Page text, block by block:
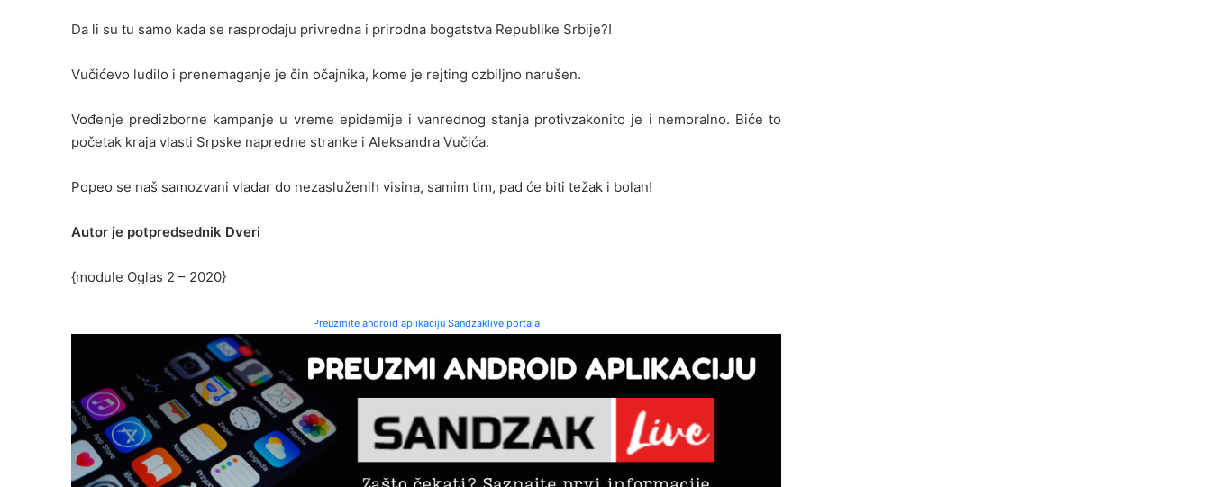
Da li su tu samo kada se rasprodaju privredna i prirodna bogatstva Republike Srbije?!
Vučićevo ludilo i prenemaganje je čin očajnika, kome je rejting ozbiljno narušen.
Vođenje predizborne kampanje u vreme epidemije i vanrednog stanja protivzakonito je i nemoralno. Biće to
početak kraja vlasti Srpske napredne stranke i Aleksandra Vučića.
Popeo se naš samozvani vladar do nezasluženih visina, samim tim, pad će biti težak i bolan!
Autor je potpredsednik Dveri
{module Oglas 2 – 2020}
Preuzmite android aplikaciju Sandzaklive portala